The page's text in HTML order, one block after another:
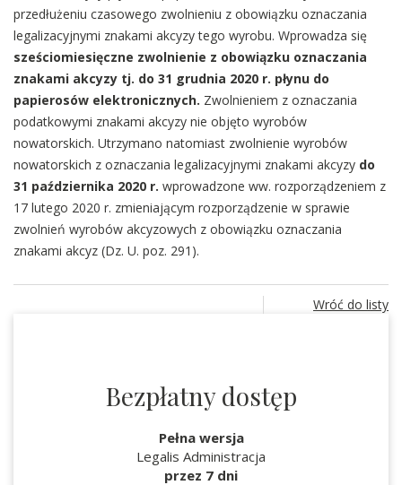
przedłużeniu czasowego zwolnieniu z obowiązku oznaczania
legalizacyjnymi znakami akcyzy tego wyrobu. Wprowadza się
sześciomiesięczne zwolnienie z obowiązku oznaczania
znakami akcyzy tj. do 31 grudnia 2020 r. płynu do
papierosów elektronicznych. Zwolnieniem z oznaczania
podatkowymi znakami akcyzy nie objęto wyrobów
nowatorskich. Utrzymano natomiast zwolnienie wyrobów
nowatorskich z oznaczania legalizacyjnymi znakami akcyzy do
31 października 2020 r. wprowadzone ww. rozporządzeniem z
17 lutego 2020 r. zmieniającym rozporządzenie w sprawie
zwolnień wyrobów akcyzowych z obowiązku oznaczania
znakami akcyz (Dz. U. poz. 291).
Wróć do listy
Bezpłatny dostęp
Pełna wersja
Legalis Administracja
przez 7 dni